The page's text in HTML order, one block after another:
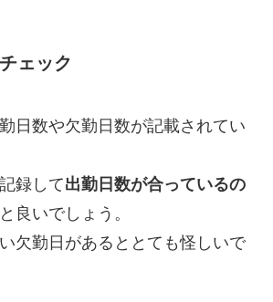
ェック
日数や欠勤日数が記載されてい
録して出勤日数が合っているの
と良いでしょう。
欠勤日があるととても怪しいで